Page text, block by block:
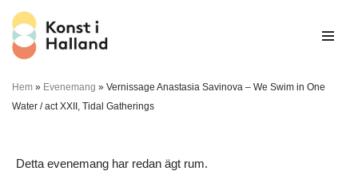
Hoppa
till
innehåll
Hem » Evenemang » Vernissage Anastasia Savinova – We Swim in One
Water / act XXII, Tidal Gatherings
Detta evenemang har redan ägt rum.